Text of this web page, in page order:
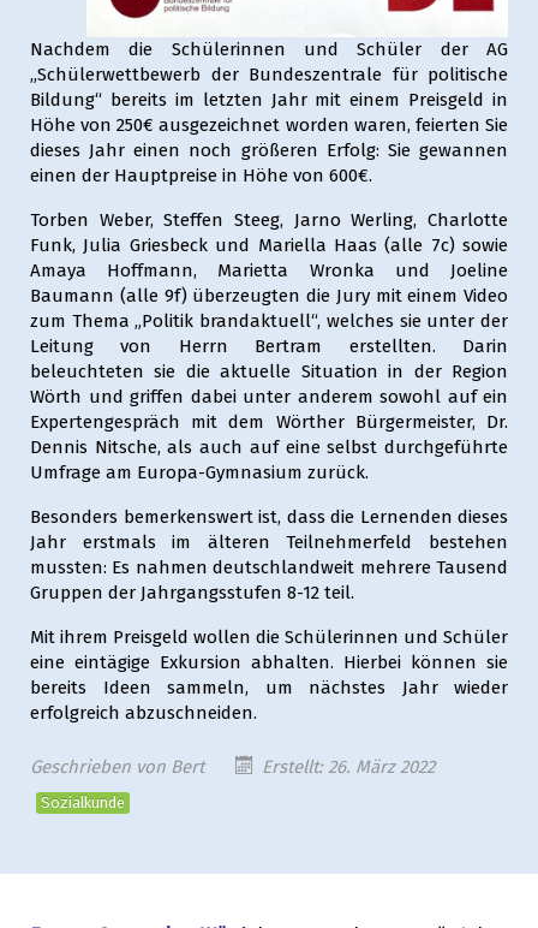
Nachdem die Schülerinnen und Schüler der AG
„Schülerwettbewerb der Bundeszentrale für politische
Bildung“ bereits im letzten Jahr mit einem Preisgeld in
Höhe von 250€ ausgezeichnet worden waren, feierten Sie
dieses Jahr einen noch größeren Erfolg: Sie gewannen
einen der Hauptpreise in Höhe von 600€.
Torben Weber, Steffen Steeg, Jarno Werling, Charlotte
Funk, Julia Griesbeck und Mariella Haas (alle 7c) sowie
Amaya Hoffmann, Marietta Wronka und Joeline
Baumann (alle 9f) überzeugten die Jury mit einem Video
zum Thema „Politik brandaktuell“, welches sie unter der
Leitung von Herrn Bertram erstellten. Darin
beleuchteten sie die aktuelle Situation in der Region
Wörth und griffen dabei unter anderem sowohl auf ein
Expertengespräch mit dem Wörther Bürgermeister, Dr.
Dennis Nitsche, als auch auf eine selbst durchgeführte
Umfrage am Europa-Gymnasium zurück.
Besonders bemerkenswert ist, dass die Lernenden dieses
Jahr erstmals im älteren Teilnehmerfeld bestehen
mussten: Es nahmen deutschlandweit mehrere Tausend
Gruppen der Jahrgangsstufen 8-12 teil.
Mit ihrem Preisgeld wollen die Schülerinnen und Schüler
eine eintägige Exkursion abhalten. Hierbei können sie
bereits Ideen sammeln, um nächstes Jahr wieder
erfolgreich abzuschneiden.
Geschrieben von Bert Erstellt: 26. März 2022
Sozialkunde